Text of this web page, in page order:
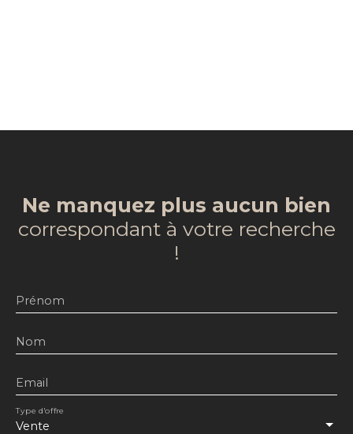
Ne manquez plus aucun bien
correspondant à votre recherche
!
Prénom
Nom
Email
Vente
Type d'offre